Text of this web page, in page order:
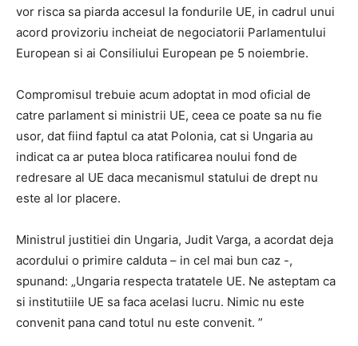
vor risca sa piarda accesul la fondurile UE, in cadrul unui
acord provizoriu incheiat de negociatorii Parlamentului
European si ai Consiliului European pe 5 noiembrie.
Compromisul trebuie acum adoptat in mod oficial de
catre parlament si ministrii UE, ceea ce poate sa nu fie
usor, dat fiind faptul ca atat Polonia, cat si Ungaria au
indicat ca ar putea bloca ratificarea noului fond de
redresare al UE daca mecanismul statului de drept nu
este al lor placere.
Ministrul justitiei din Ungaria, Judit Varga, a acordat deja
acordului o primire calduta – in cel mai bun caz -,
spunand: „Ungaria respecta tratatele UE. Ne asteptam ca
si institutiile UE sa faca acelasi lucru. Nimic nu este
convenit pana cand totul nu este convenit. ”